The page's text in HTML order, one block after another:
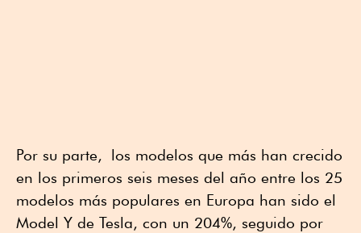
Por su parte, los modelos que más han crecido
en los primeros seis meses del año entre los 25
modelos más populares en Europa han sido el
Model Y de Tesla, con un 204%, seguido por